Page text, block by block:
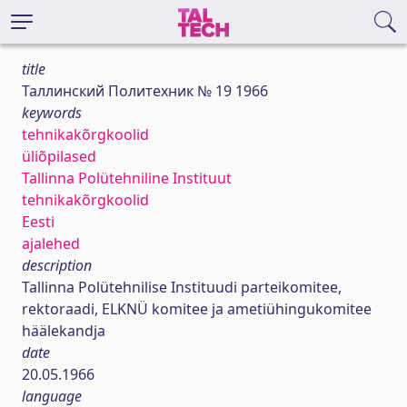
title
Таллинский Политехник № 19 1966
keywords
tehnikakõrgkoolid
üliõpilased
Tallinna Polütehniline Instituut
tehnikakõrgkoolid
Eesti
ajalehed
description
Tallinna Polütehnilise Instituudi parteikomitee,
rektoraadi, ELKNÜ komitee ja ametiühingukomitee
häälekandja
date
20.05.1966
language